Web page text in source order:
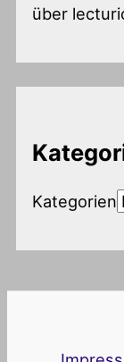
über
Kategorien